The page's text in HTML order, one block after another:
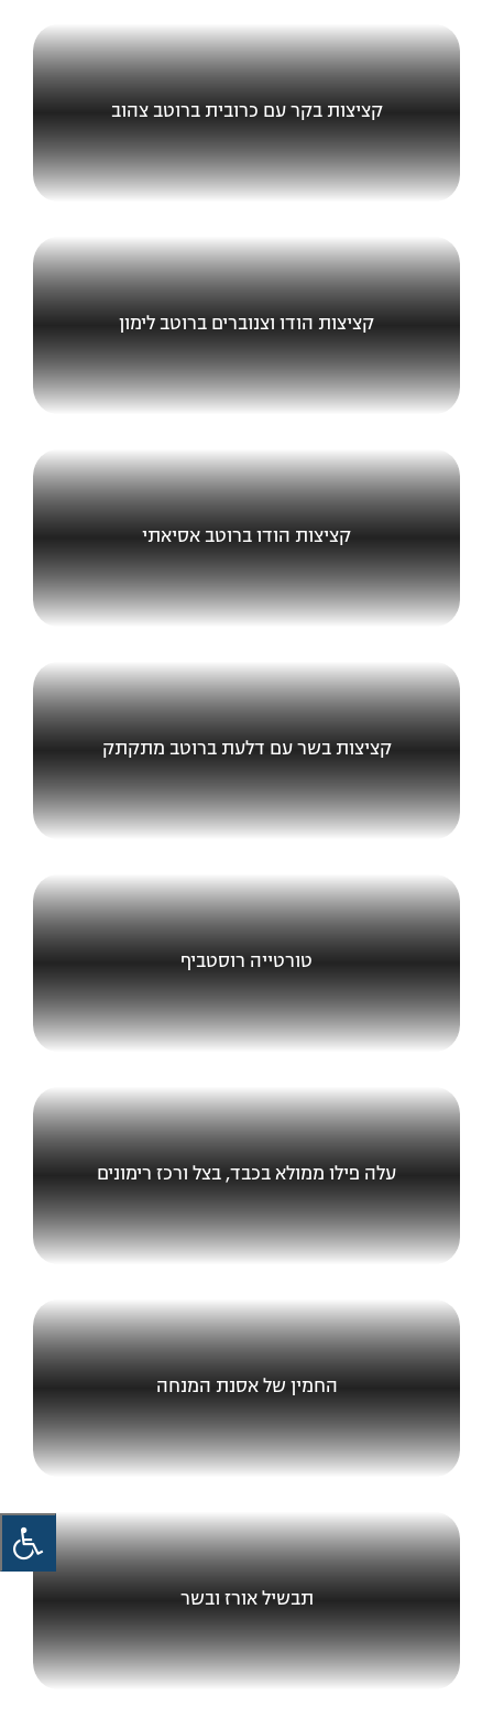
קציצות בקר עם כרובית ברוטב צהוב
קציצות הודו וצנוברים ברוטב לימון
קציצות הודו ברוטב אסיאתי
קציצות בשר עם דלעת ברוטב מתקתק
טורטייה רוסטביף
עלה פילו ממולא בכבד, בצל ורכז רימונים
החמין של אסנת המנחה
תבשיל אורז ובשר